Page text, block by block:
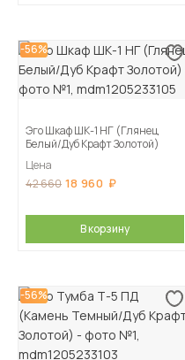
-56%
Эго Шкаф ШК-1 НГ (Глянец
Белый/Дуб Крафт Золотой)
Цена
42 660 18 960
В корзину
-56%